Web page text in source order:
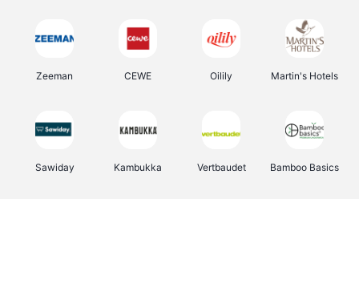
Zeeman CEWE Oilily Martin's Hotels
Sawiday Kambukka Vertbaudet Bamboo Basics